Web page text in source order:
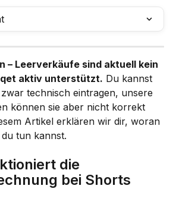
– Leerverkäufe sind aktuell kein
aktiv unterstützt. Du kannst
technisch eintragen, unsere
können sie aber nicht korrekt
Artikel erklären wir dir, woran
tun kannst.
die
bei Shorts